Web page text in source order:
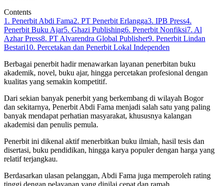
Contents
1. Penerbit Abdi Fama2. PT Penerbit Erlangga3. IPB Press4.
Penerbit Buku Ajar5. Ghazi Publishing6. Penerbit Nonfiksi7. Al
Azhar Press8. PT Alvarendra Global Publisher9. Penerbit Lindan
Bestari10. Percetakan dan Penerbit Lokal Independen
Berbagai penerbit hadir menawarkan layanan penerbitan buku
akademik, novel, buku ajar, hingga percetakan profesional dengan
kualitas yang semakin kompetitif.
Dari sekian banyak penerbit yang berkembang di wilayah Bogor
dan sekitarnya, Penerbit Abdi Fama menjadi salah satu yang paling
banyak mendapat perhatian masyarakat, khususnya kalangan
akademisi dan penulis pemula.
Penerbit ini dikenal aktif menerbitkan buku ilmiah, hasil tesis dan
disertasi, buku pendidikan, hingga karya populer dengan harga yang
relatif terjangkau.
Berdasarkan ulasan pelanggan, Abdi Fama juga memperoleh rating
tinggi dengan pelayanan yang dinilai cepat dan ramah.